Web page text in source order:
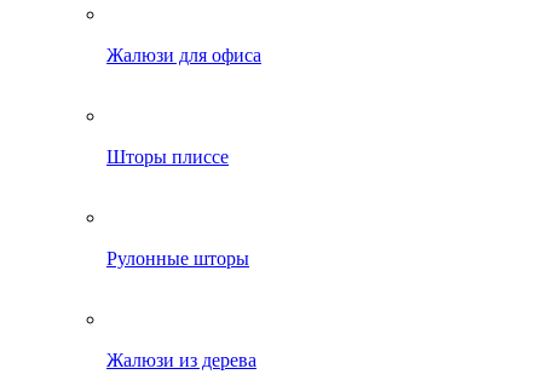
Жалюзи для офиса
Шторы плиссе
Рулонные шторы
Жалюзи из дерева